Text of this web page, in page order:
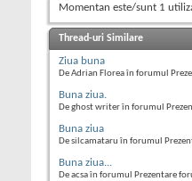
Momentan este/sunt 1
Thread-uri Similare
Ziua buna
De Adrian Florea în forumul
Buna ziua.
De ghost writer în forumul
Buna ziua
De silcamataru în forumul
Buna ziua...
De acsa în forumul Prezentare